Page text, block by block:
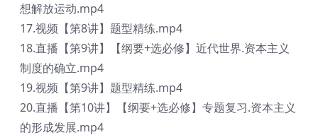
想解放运动.mp4
17.视频【第8讲】题型精练.mp4
18.直播【第9讲】【纲要+选必修】近代世界.资本主义
制度的确立.mp4
19.视频【第9讲】题型精练.mp4
20.直播【第10讲】【纲要+选必修】专题复习.资本主义
的形成发展.mp4